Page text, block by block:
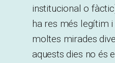
institucional o
ha res més legítim
moltes mirades
aquests dies no és